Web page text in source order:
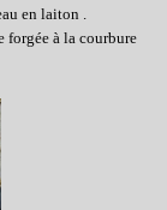
en laiton .
forgée à la courbure